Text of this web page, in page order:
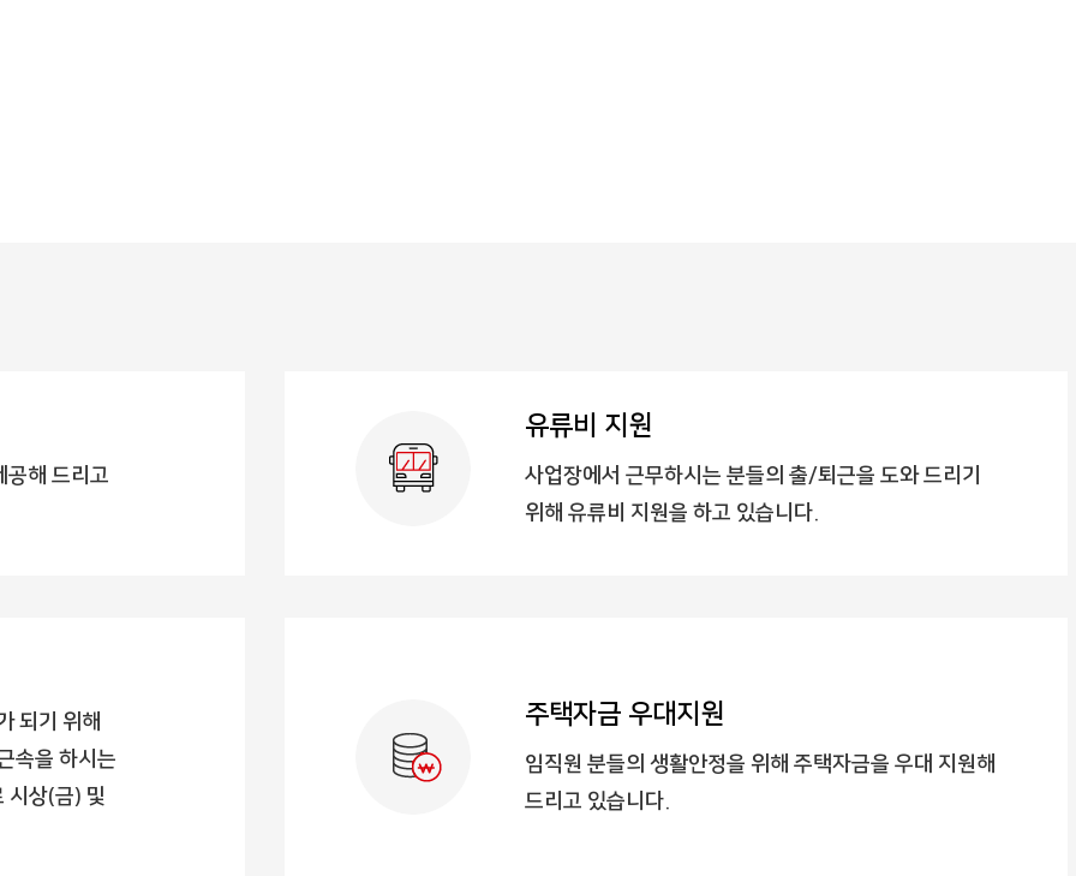
공해 드리고
유류비 지원
사업장에서 근무하시는 분들의 출/퇴근을 도와 드리기
위해 유류비 지원을 하고 있습니다.
되기 위해
속을 하시는
상(금) 및
주택자금 우대지원
임직원 분들의 생활안정을 위해 주택자금을 우대 지원해
드리고 있습니다.